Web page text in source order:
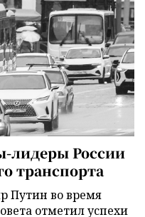
лидеры России
транспорта
Путин во время
отметил успехи